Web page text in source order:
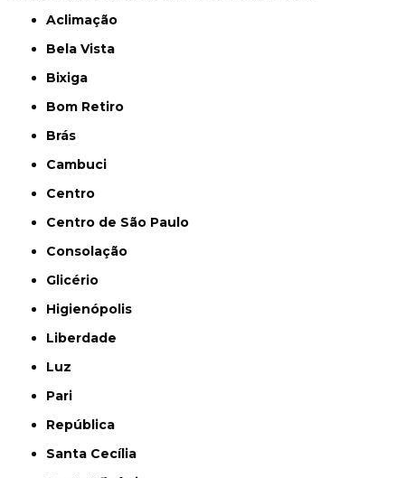
Aclimação
Bela Vista
Bixiga
Bom Retiro
Brás
Cambuci
Centro
Centro de São Paulo
Consolação
Glicério
Higienópolis
Liberdade
Luz
Pari
República
Santa Cecília